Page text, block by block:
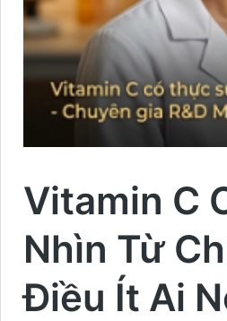
Vitamin C
Nhìn Từ
Điều Ít Ai